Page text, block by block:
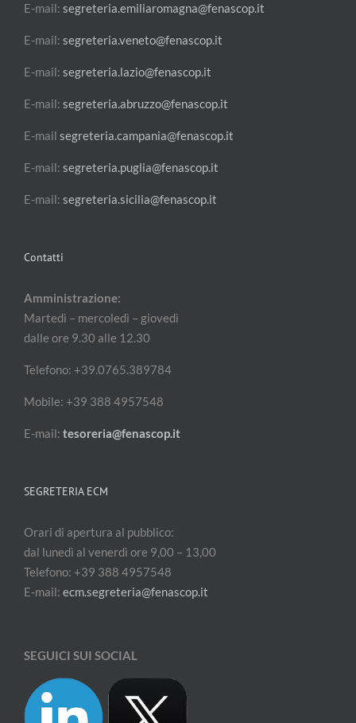
E-mail: segreteria.emiliaromagna@fenascop.it
E-mail: segreteria.veneto@fenascop.it
E-mail: segreteria.lazio@fenascop.it
E-mail: segreteria.abruzzo@fenascop.it
E-mail segreteria.campania@fenascop.it
E-mail: segreteria.puglia@fenascop.it
E-mail: segreteria.sicilia@fenascop.it
Contatti
Amministrazione:
Martedì – mercoledì – giovedì
dalle ore 9.30 alle 12.30
Telefono: +39.0765.389784
Mobile: +39 388 4957548
E-mail: tesoreria@fenascop.it
SEGRETERIA ECM
Orari di apertura al pubblico:
dal lunedì al venerdì ore 9,00 – 13,00
Telefono: +39 388 4957548
E-mail: ecm.segreteria@fenascop.it
SEGUICI SUI SOCIAL